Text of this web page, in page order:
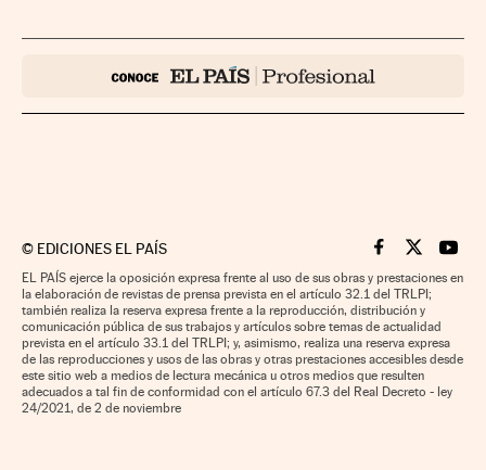
© EDICIONES EL PAÍS Cinco Días en
Cinco Días
Cinco
EL PAÍS ejerce la oposición expresa frente al uso de sus obras y prestaciones en
la elaboración de revistas de prensa prevista en el artículo 32.1 del TRLPI;
también realiza la reserva expresa frente a la reproducción, distribución y
comunicación pública de sus trabajos y artículos sobre temas de actualidad
prevista en el artículo 33.1 del TRLPI; y, asimismo, realiza una reserva expresa
de las reproducciones y usos de las obras y otras prestaciones accesibles desde
este sitio web a medios de lectura mecánica u otros medios que resulten
adecuados a tal fin de conformidad con el artículo 67.3 del Real Decreto - ley
24/2021, de 2 de noviembre